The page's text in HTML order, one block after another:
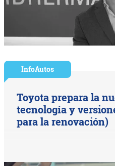
InfoAutos
Toyota prepara la
tecnología y
para la renovación)